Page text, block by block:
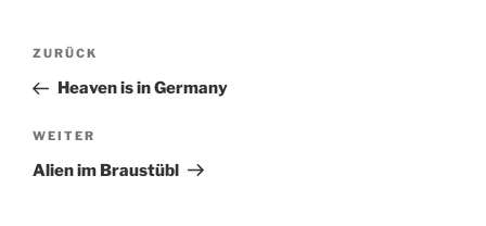
Beitragsnavigation
Vorheriger
Beitrag
ZURÜCK
Heaven is in Germany
Nächster
Beitrag
WEITER
Alien im Braustübl